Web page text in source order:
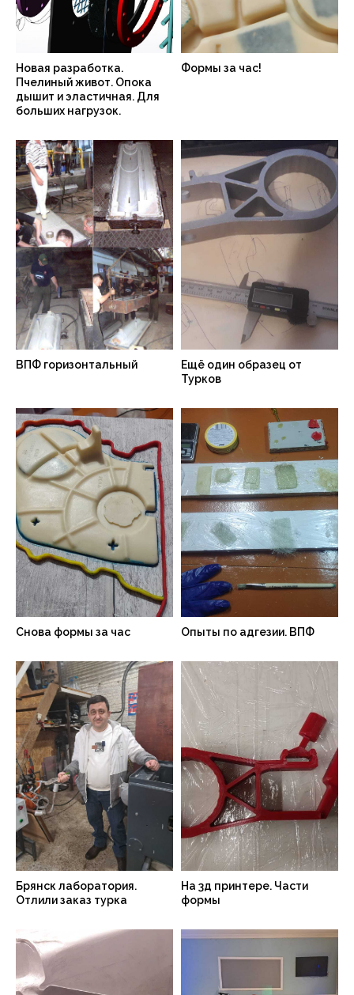
Новая разработка.
Пчелиный живот. Опока
дышит и эластичная. Для
больших нагрузок.
Формы за час!
ВПФ горизонтальный
Ещё один образец от
Турков
Снова формы за час Опыты по адгезии. ВПФ
Брянск лаборатория.
Отлили заказ турка
На 3д принтере. Части
формы